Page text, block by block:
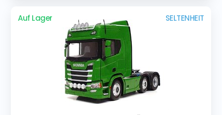
Auf Lager SELTENHEIT